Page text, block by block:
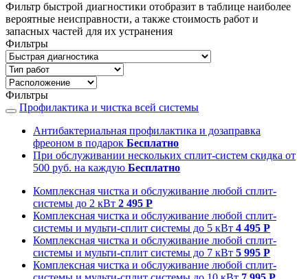
Фильтр быстрой диагностики отобразит в таблице наиболее
вероятные неисправности, а также стоимость работ и
запасных частей для их устранения
Фильтры
Фильтры
Профилактика и чистка всей системы
Антибактериальная профилактика и дозаправка
фреоном в подарок Бесплатно
При обслуживании нескольких сплит-систем скидка от
500 руб. на каждую Бесплатно
Комплексная чистка и обслуживание любой сплит-
системы до 2 кВт 2 495 Р
Комплексная чистка и обслуживание любой сплит-
системы и мульти-сплит системы до 5 кВт 4 495 Р
Комплексная чистка и обслуживание любой сплит-
системы и мульти-сплит системы до 7 кВт 5 995 Р
Комплексная чистка и обслуживание любой сплит-